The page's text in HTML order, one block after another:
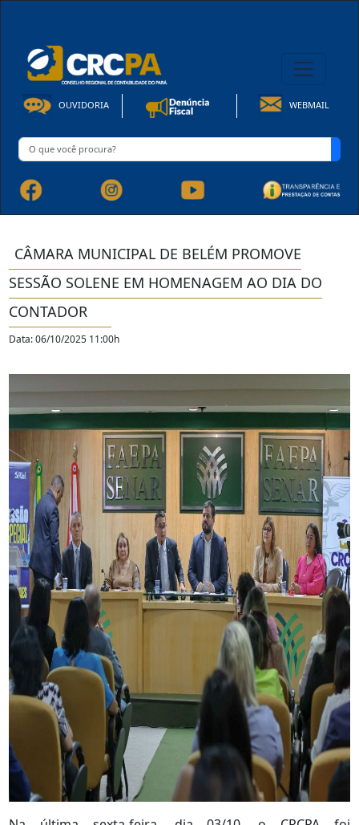
OUVIDORIA WEBMAIL
CÂMARA MUNICIPAL DE BELÉM PROMOVE
SESSÃO SOLENE EM HOMENAGEM AO DIA DO
CONTADOR
Data: 06/10/2025 11:00h